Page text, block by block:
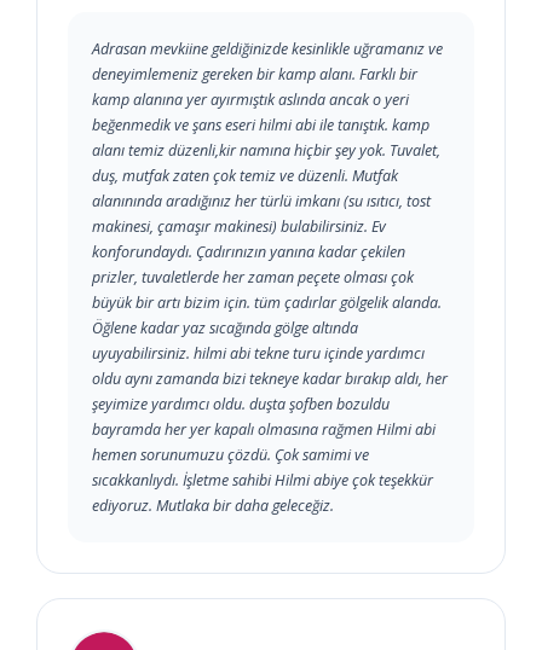
Adrasan mevkiine geldiğinizde kesinlikle uğramanız ve
deneyimlemeniz gereken bir kamp alanı. Farklı bir
kamp alanına yer ayırmıştık aslında ancak o yeri
beğenmedik ve şans eseri hilmi abi ile tanıştık. kamp
alanı temiz düzenli,kir namına hiçbir şey yok. Tuvalet,
duş, mutfak zaten çok temiz ve düzenli. Mutfak
alanınında aradığınız her türlü imkanı (su ısıtıcı, tost
makinesi, çamaşır makinesi) bulabilirsiniz. Ev
konforundaydı. Çadırınızın yanına kadar çekilen
prizler, tuvaletlerde her zaman peçete olması çok
büyük bir artı bizim için. tüm çadırlar gölgelik alanda.
Öğlene kadar yaz sıcağında gölge altında
uyuyabilirsiniz. hilmi abi tekne turu içinde yardımcı
oldu aynı zamanda bizi tekneye kadar bırakıp aldı, her
şeyimize yardımcı oldu. duşta şofben bozuldu
bayramda her yer kapalı olmasına rağmen Hilmi abi
hemen sorunumuzu çözdü. Çok samimi ve
sıcakkanlıydı. İşletme sahibi Hilmi abiye çok teşekkür
ediyoruz. Mutlaka bir daha geleceğiz.